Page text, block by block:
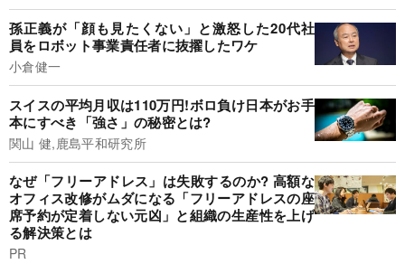
孫正義が「顔も見たくない」と激怒した20代社
員をロボット事業責任者に抜擢したワケ
小倉健一
スイスの平均月収は110万円!ボロ負け日本がお手
本にすべき「強さ」の秘密とは?
関山 健,鹿島平和研究所
なぜ「フリーアドレス」は失敗するのか? 高額な
オフィス改修がムダになる「フリーアドレスの座
席予約が定着しない元凶」と組織の生産性を上げ
る解決策とは
PR